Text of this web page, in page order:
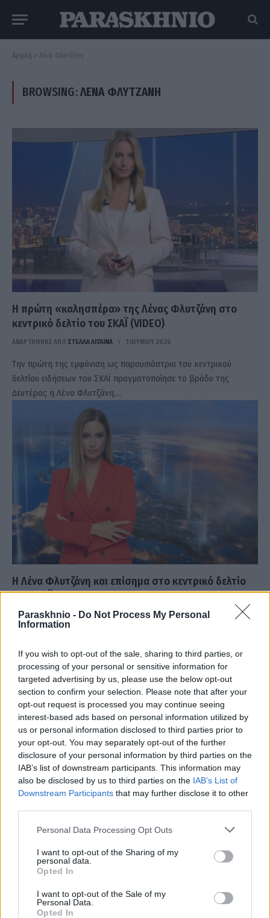
Paraskhnio - Do Not Process My Personal
Information
If you wish to opt-out of the sale, sharing to third parties, or
processing of your personal or sensitive information for
targeted advertising by us, please use the below opt-out
section to confirm your selection. Please note that after your
opt-out request is processed you may continue seeing
interest-based ads based on personal information utilized by
us or personal information disclosed to third parties prior to
your opt-out. You may separately opt-out of the further
disclosure of your personal information by third parties on the
IAB’s list of downstream participants. This information may
also be disclosed by us to third parties on the IAB’s List of
Downstream Participants that may further disclose it to other
Please note that this website/app uses one or more Google
not limited to your visit or usage behaviour. You may click to
grant or deny consent to Google and its third-party tags to
use your data for below specified purposes in below Google
consent section.
Personal Data Processing Opt Outs
I want to opt-out of the Sharing of my
personal data.
Opted In
I want to opt-out of the Sale of my
Personal Data.
Opted In
Αρχική » Λένα Φλυτζάνη
BROWSING:ΛΈΝΑ ΦΛΥΤΖΆΝΗ
Η πρώτη «καλησπέρα» της Λένας Φλυτζάνη στο
κεντρικό δελτίο του ΣΚΑΪ (VIDEO)
ΑΝΑΡΤΗΘΗΚΕ ΑΠΟ ΣΤΈΛΛΑ ΛΊΤΑΙΝΑ 1 ΙΟΥΝΊΟΥ 2026
Την πρώτη της εμφάνιση ως παρουσιάστρια του κεντρικού
δελτίου ειδήσεων του ΣΚΑΪ πραγματοποίησε το βράδυ της
Δευτέρας η Λένα Φλυτζάνη,…
Η Λένα Φλυτζάνη και επίσημα στο κεντρικό δελτίο
του ΣΚΑΪ
ΑΝΑΡΤΗΘΗΚΕ ΑΠΟΕΛΕΑΝΑ ΖΑΜΠΑΡΑ 30 ΜΑΪ́ΟΥ 2026
Δευτέρα 1 Ιουνίου την παρουσίαση του κεντρικού δελτίου
ειδήσεων του ΣΚΑΪ,…